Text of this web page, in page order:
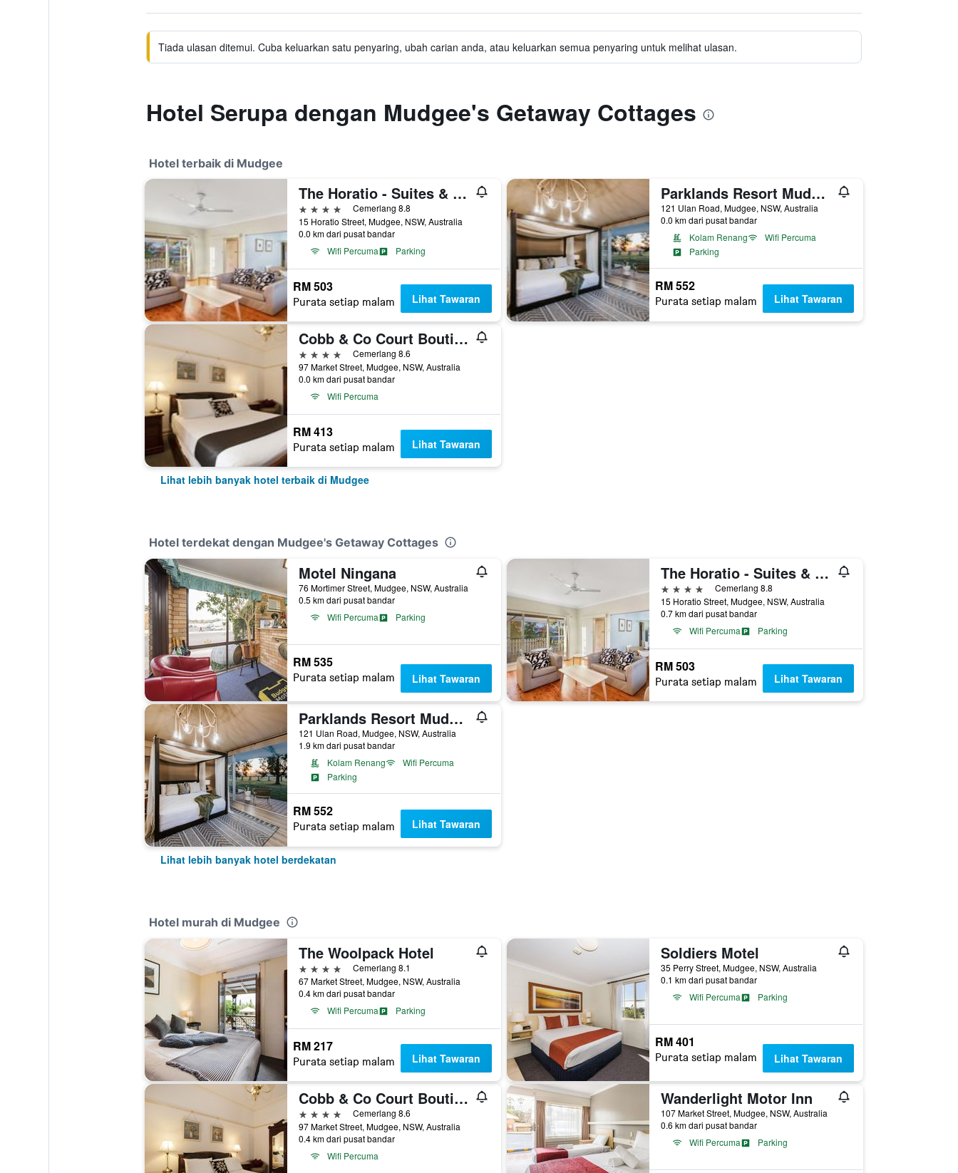
Tiada ulasan ditemui. Cuba keluarkan satu penyaring, ubah carian anda, atau keluarkan semua penyaring untuk melihat ulasan.
Hotel Serupa dengan Mudgee's Getaway Cottages
Hotel terbaik di Mudgee
The Horatio - Suites & Motel
4 bintang
Cemerlang 8.8
15 Horatio Street, Mudgee, NSW, Australia
0.0 km dari pusat bandar
Wifi Percuma
Parking
RM 503
Purata setiap malam Lihat Tawaran
Parklands Resort Mudgee
121 Ulan Road, Mudgee, NSW, Australia
0.0 km dari pusat bandar
Kolam Renang
Wifi Percuma
Parking
RM 552
Purata setiap malam Lihat Tawaran
Cobb & Co Court Boutique Hotel
4 bintang
Cemerlang 8.6
97 Market Street, Mudgee, NSW, Australia
0.0 km dari pusat bandar
Wifi Percuma
RM 413
Purata setiap malam Lihat Tawaran
Lihat lebih banyak hotel terbaik di Mudgee
Hotel terdekat dengan Mudgee's Getaway Cottages
Motel Ningana
76 Mortimer Street, Mudgee, NSW, Australia
0.5 km dari pusat bandar
Wifi Percuma
Parking
RM 535
Purata setiap malam Lihat Tawaran
The Horatio - Suites & Motel
4 bintang
Cemerlang 8.8
15 Horatio Street, Mudgee, NSW, Australia
0.7 km dari pusat bandar
Wifi Percuma
Parking
RM 503
Purata setiap malam Lihat Tawaran
Parklands Resort Mudgee
121 Ulan Road, Mudgee, NSW, Australia
1.9 km dari pusat bandar
Kolam Renang
Wifi Percuma
Parking
RM 552
Purata setiap malam Lihat Tawaran
Lihat lebih banyak hotel berdekatan
Hotel murah di Mudgee
The Woolpack Hotel
4 bintang
Cemerlang 8.1
67 Market Street, Mudgee, NSW, Australia
0.4 km dari pusat bandar
Wifi Percuma
Parking
RM 217
Purata setiap malam Lihat Tawaran
Soldiers Motel
35 Perry Street, Mudgee, NSW, Australia
0.1 km dari pusat bandar
Wifi Percuma
Parking
RM 401
Purata setiap malam Lihat Tawaran
Cobb & Co Court Boutique Hotel
4 bintang
Cemerlang 8.6
97 Market Street, Mudgee, NSW, Australia
0.4 km dari pusat bandar
Wifi Percuma
Wanderlight Motor Inn
107 Market Street, Mudgee, NSW, Australia
0.6 km dari pusat bandar
Wifi Percuma
Parking